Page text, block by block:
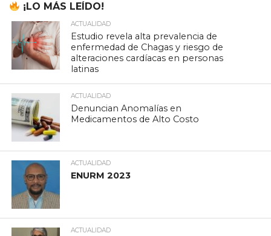
¡LO MÁS LEÍDO!
ACTUALIDAD
Estudio revela alta prevalencia de
enfermedad de Chagas y riesgo de
alteraciones cardíacas en personas
latinas
ACTUALIDAD
Denuncian Anomalías en
Medicamentos de Alto Costo
ACTUALIDAD
ENURM 2023
ACTUALIDAD